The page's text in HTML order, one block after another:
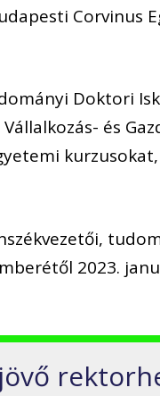
Corvinus
Doktori
és
kurzusokat,
2023.